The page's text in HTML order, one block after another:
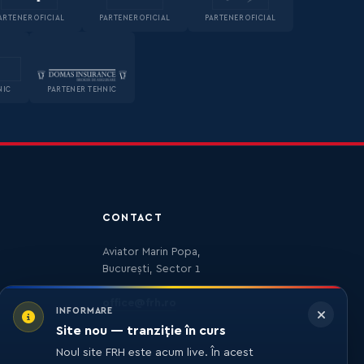
OFICIAL PARTENER OFICIAL PARTENER OFICIAL
PARTENER TEHNIC
INFORMARE
Site nou — tranziție în curs
Noul site FRH este acum live. În acest
CONTACT
Aviator Marin Popa,
București, Sector 1